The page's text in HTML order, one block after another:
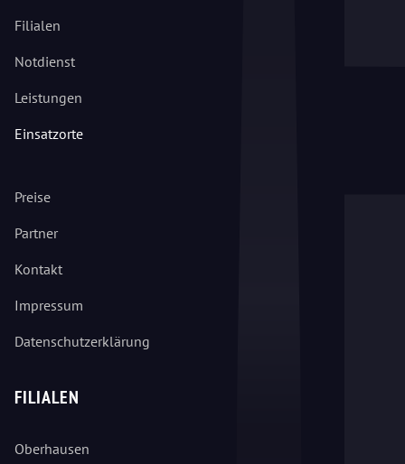
Filialen
Notdienst
Leistungen
Einsatzorte
Preise
Partner
Kontakt
Impressum
Datenschutzerklärung
FILIALEN
Oberhausen